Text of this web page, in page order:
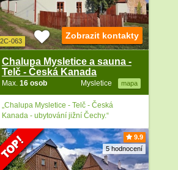
2C-063
Chalupa Mysletice a sauna -
Telč - Česká Kanada
Mysletice mapa
Max. 16 osob
Zobrazit kontakty
„Chalupa Mysletice - Telč - Česká
Kanada - ubytování jižní Čechy.“
9.9
5 hodnocení